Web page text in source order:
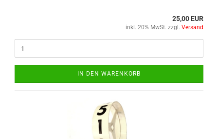
25,00 EUR
inkl. 20% MwSt. zzgl. Versand
IN DEN WARENKORB